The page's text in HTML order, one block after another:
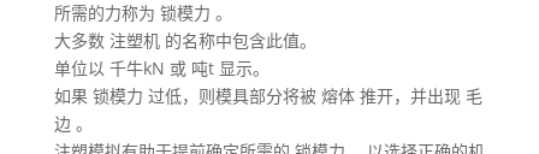
所需的力称为 锁模力 。
大多数 注塑机 的名称中包含此值。
单位以 千牛kN 或 吨t 显示。
如果 锁模力 过低，则模具部分将被 熔体 推开，并出现 毛
边 。